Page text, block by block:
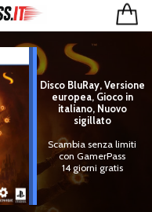
Disco BluRay, Versione
europea, Gioco in
italiano, Nuovo
sigillato
Scambia senza limiti
con GamerPass
14 giorni gratis